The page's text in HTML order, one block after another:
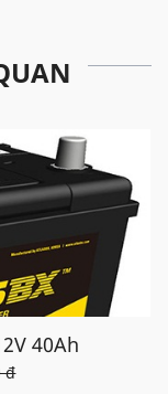
40Ah
đ